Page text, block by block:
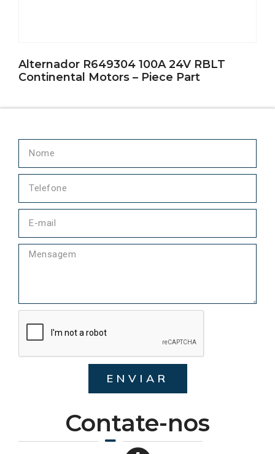
Alternador R649304 100A 24V RBLT
Continental Motors – Piece Part
Contate-nos
ENVIAR